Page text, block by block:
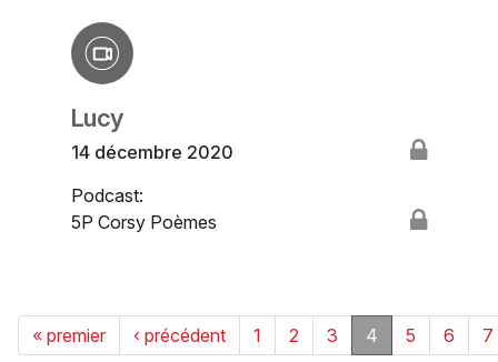
Lucy
14 décembre 2020
Podcast:
5P Corsy Poèmes
« premier ‹ précédent 1 2 3 4 5 6 7